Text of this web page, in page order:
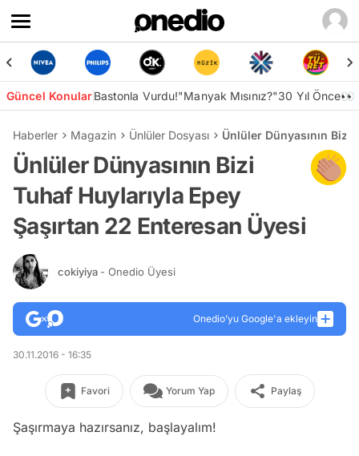
Güncel KonularBastonla Vurdu!"Manyak Mısınız?"30 Yıl Önce👀
Haberler Magazin Ünlüler Dosyası Ünlüler Dünyasının Bizi
Ünlüler Dünyasının Bizi
Tuhaf Huylarıyla Epey
Şaşırtan 22 Enteresan Üyesi
cokiyiya - Onedio Üyesi
Onedio’yu Google'a ekleyin
30.11.2016 - 16:35
Favori Yorum Yap Paylaş
Şaşırmaya hazırsanız, başlayalım!